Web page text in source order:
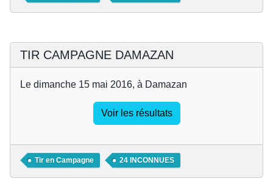
TIR CAMPAGNE DAMAZAN
Le dimanche 15 mai 2016, à Damazan
Voir les résultats
Tir en Campagne 24 INCONNUES